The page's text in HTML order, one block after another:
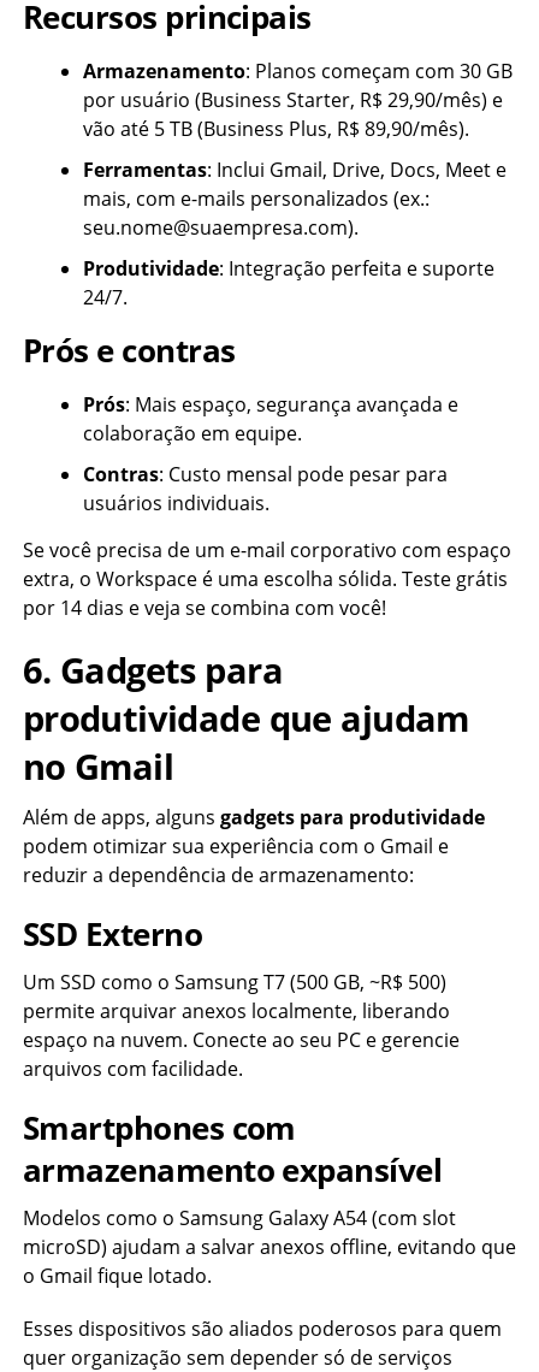
Recursos principais
Armazenamento: Planos começam com 30 GB
por usuário (Business Starter, R$ 29,90/mês) e
vão até 5 TB (Business Plus, R$ 89,90/mês).
Ferramentas: Inclui Gmail, Drive, Docs, Meet e
mais, com e-mails personalizados (ex.:
seu.nome@suaempresa.com).
Produtividade: Integração perfeita e suporte
24/7.
Prós e contras
Prós: Mais espaço, segurança avançada e
colaboração em equipe.
Contras: Custo mensal pode pesar para
usuários individuais.
Se você precisa de um e-mail corporativo com espaço
extra, o Workspace é uma escolha sólida. Teste grátis
por 14 dias e veja se combina com você!
6. Gadgets para
produtividade que ajudam
no Gmail
Além de apps, alguns gadgets para produtividade
podem otimizar sua experiência com o Gmail e
reduzir a dependência de armazenamento:
SSD Externo
Um SSD como o Samsung T7 (500 GB, ~R$ 500)
permite arquivar anexos localmente, liberando
espaço na nuvem. Conecte ao seu PC e gerencie
arquivos com facilidade.
Smartphones com
armazenamento expansível
Modelos como o Samsung Galaxy A54 (com slot
microSD) ajudam a salvar anexos offline, evitando que
o Gmail fique lotado.
Esses dispositivos são aliados poderosos para quem
quer organização sem depender só de serviços